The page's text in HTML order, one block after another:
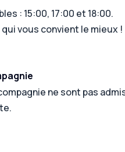
: 15:00, 17:00 et 18:00.
vous convient le mieux !
ne sont pas